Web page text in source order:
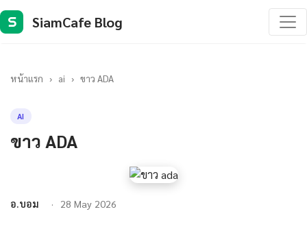
S SiamCafe Blog
หน้าแรก › ai › ขาว ADA
AI
ขาว ADA
อ.บอม 28 May 2026